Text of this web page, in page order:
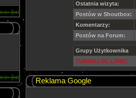
Ostatnia wizyta:
Postów w Shoutbox:
Komentarzy:
Postów na Forum:
Grupy Użytkownika
TURNIEJ DC LIPIEC
Reklama Google